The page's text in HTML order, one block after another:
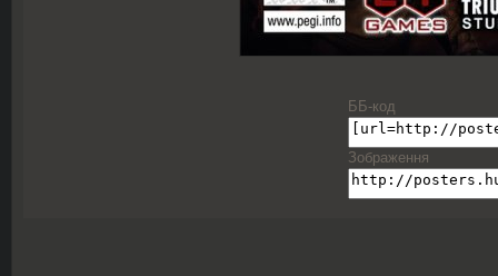
ББ-код
Зображення